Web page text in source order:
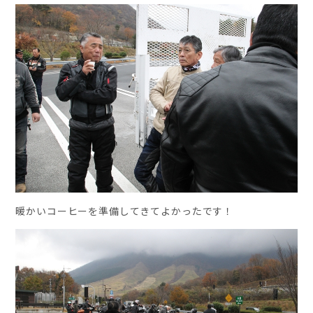
暖かいコーヒーを準備してきてよかったです！